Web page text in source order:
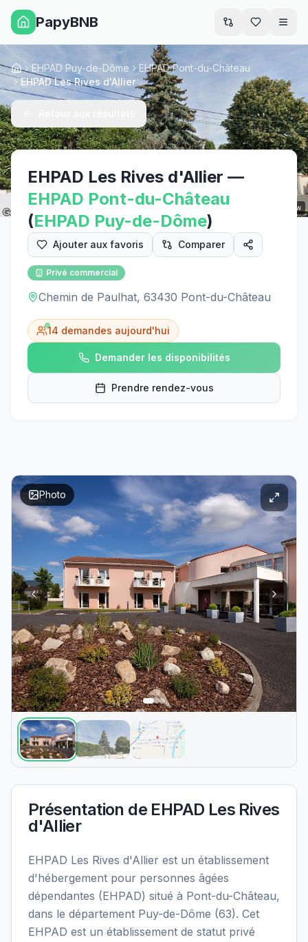
PapyBNB
Street View
AccueilEHPAD Puy-de-Dôme
EHPAD Pont-du-Château
EHPAD Les Rives d'Allier
EHPAD Les Rives d'Allier —
EHPAD Pont-du-Château
(EHPAD Puy-de-Dôme)
Ajouter aux favoris Comparer
Privé commercial
Chemin de Paulhat, 63430 Pont-du-Château
14 demandes aujourd'hui
Demander les disponibilités
Prendre rendez-vous
Photo
Présentation de EHPAD Les Rives
d'Allier
EHPAD Les Rives d'Allier est un établissement
d'hébergement pour personnes âgées
dépendantes (EHPAD) situé à Pont-du-Château,
dans le département Puy-de-Dôme (63). Cet
EHPAD est un établissement de statut privé